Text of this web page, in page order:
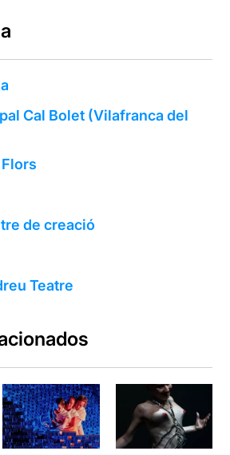
Cal Bolet (Vilafranca del
de creació
Teatre